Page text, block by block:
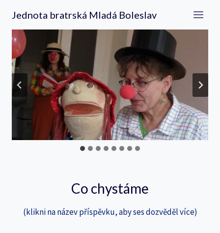
obsah
Jednota bratrská Mladá Boleslav
Co chystáme
(klikni na název příspěvku, aby ses dozvěděl více)